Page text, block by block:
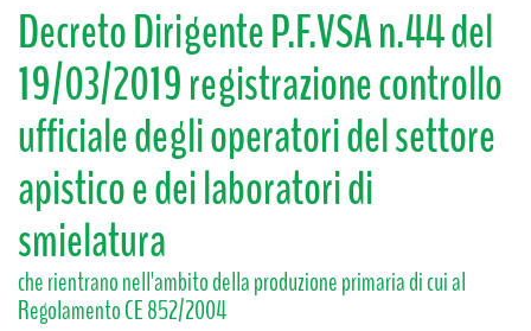
Decreto Dirigente P.F.VSA n.44 del
19/03/2019 registrazione controllo
ufficiale degli operatori del settore
apistico e dei laboratori di
smielatura
che rientrano nell'ambito della produzione primaria di cui al
Regolamento CE 852/2004